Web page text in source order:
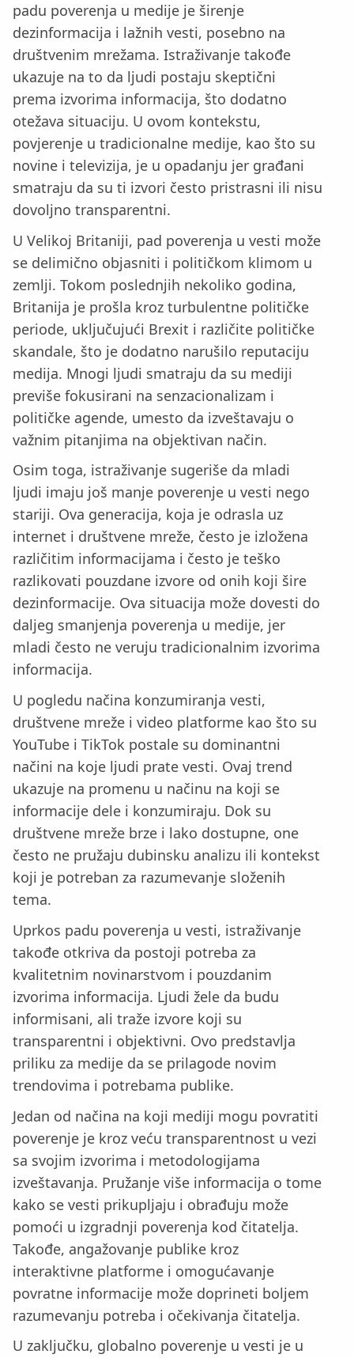
padu poverenja u medije je širenje
dezinformacija i lažnih vesti, posebno na
društvenim mrežama. Istraživanje takođe
ukazuje na to da ljudi postaju skeptični
prema izvorima informacija, što dodatno
otežava situaciju. U ovom kontekstu,
povjerenje u tradicionalne medije, kao što su
novine i televizija, je u opadanju jer građani
smatraju da su ti izvori često pristrasni ili nisu
dovoljno transparentni.
U Velikoj Britaniji, pad poverenja u vesti može
se delimično objasniti i političkom klimom u
zemlji. Tokom poslednjih nekoliko godina,
Britanija je prošla kroz turbulentne političke
periode, uključujući Brexit i različite političke
skandale, što je dodatno narušilo reputaciju
medija. Mnogi ljudi smatraju da su mediji
previše fokusirani na senzacionalizam i
političke agende, umesto da izveštavaju o
važnim pitanjima na objektivan način.
Osim toga, istraživanje sugeriše da mladi
ljudi imaju još manje poverenje u vesti nego
stariji. Ova generacija, koja je odrasla uz
internet i društvene mreže, često je izložena
različitim informacijama i često je teško
razlikovati pouzdane izvore od onih koji šire
dezinformacije. Ova situacija može dovesti do
daljeg smanjenja poverenja u medije, jer
mladi često ne veruju tradicionalnim izvorima
informacija.
U pogledu načina konzumiranja vesti,
društvene mreže i video platforme kao što su
YouTube i TikTok postale su dominantni
načini na koje ljudi prate vesti. Ovaj trend
ukazuje na promenu u načinu na koji se
informacije dele i konzumiraju. Dok su
društvene mreže brze i lako dostupne, one
često ne pružaju dubinsku analizu ili kontekst
koji je potreban za razumevanje složenih
tema.
Uprkos padu poverenja u vesti, istraživanje
takođe otkriva da postoji potreba za
kvalitetnim novinarstvom i pouzdanim
izvorima informacija. Ljudi žele da budu
informisani, ali traže izvore koji su
transparentni i objektivni. Ovo predstavlja
priliku za medije da se prilagode novim
trendovima i potrebama publike.
Jedan od načina na koji mediji mogu povratiti
poverenje je kroz veću transparentnost u vezi
sa svojim izvorima i metodologijama
izveštavanja. Pružanje više informacija o tome
kako se vesti prikupljaju i obrađuju može
pomoći u izgradnji poverenja kod čitatelja.
Takođe, angažovanje publike kroz
interaktivne platforme i omogućavanje
povratne informacije može doprineti boljem
razumevanju potreba i očekivanja čitatelja.
U zaključku, globalno poverenje u vesti je u